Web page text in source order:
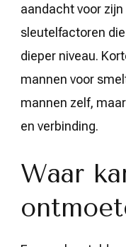
aandacht voor
sleutelfactoren
dieper niveau.
mannen voor
mannen zelf,
en verbinding.
Waar